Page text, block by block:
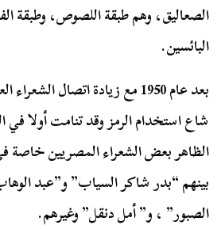
الصعاليق، وهم طبقة اللصوص، وطبقة
البائسين.
بعد عام 1950
مع زيادة اتصال الشعراء
شاع استخدام الرمز وقد تنامت أولا في
الظاهر بعض الشعراء المصريين خاصة
بينهم “بدر شاكر السياب” و”عبد
الصبور” ، و” أمل دنقل” وغيرهم.